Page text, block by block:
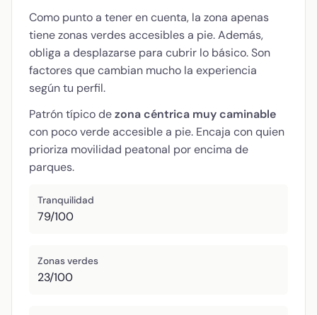
Como punto a tener en cuenta, la zona apenas
tiene zonas verdes accesibles a pie. Además,
obliga a desplazarse para cubrir lo básico. Son
factores que cambian mucho la experiencia
según tu perfil.
Patrón típico dezona céntrica muy caminable
con poco verde accesible a pie. Encaja con quien
prioriza movilidad peatonal por encima de
parques.
Tranquilidad
79/100
Zonas verdes
23/100